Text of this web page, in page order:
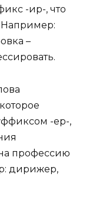
-ир-, что
Например:
–
-ер-,
профессию
дирижер,